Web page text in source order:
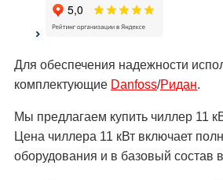
Для обеспечения надежности
комплектующие Danfoss/Ридан.
Мы предлагаем купить чиллер 11
Цена чиллера 11 кВт включает
оборудования и в базовый состав